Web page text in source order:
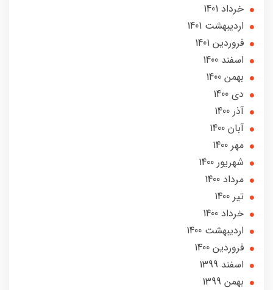
خرداد 1401
ارديبهشت 1401
فروردین 1401
اسفند 1400
بهمن 1400
دی 1400
آذر 1400
آبان 1400
مهر 1400
شهریور 1400
مرداد 1400
تير 1400
خرداد 1400
ارديبهشت 1400
فروردین 1400
اسفند 1399
بهمن 1399